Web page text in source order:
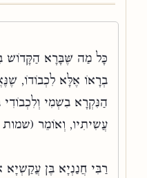
כָּל מַה שֶּׁבָּרָא הַקָּדוֹשׁ
בְרָאוֹ אֶלָּא לִכְבוֹדוֹ,
הַנִּקְרָא בִשְׁמִי
עֲשִׂיתִיו, וְאוֹמֵר (שמות
רַבִּי חֲנַנְיָא בֶּן